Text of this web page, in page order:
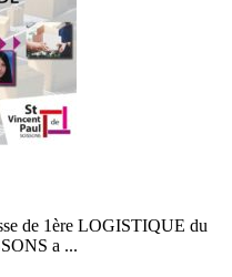
de 1ère LOGISTIQUE du
a ...